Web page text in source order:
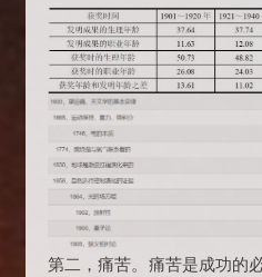
第二，痛苦。痛苦是成功的